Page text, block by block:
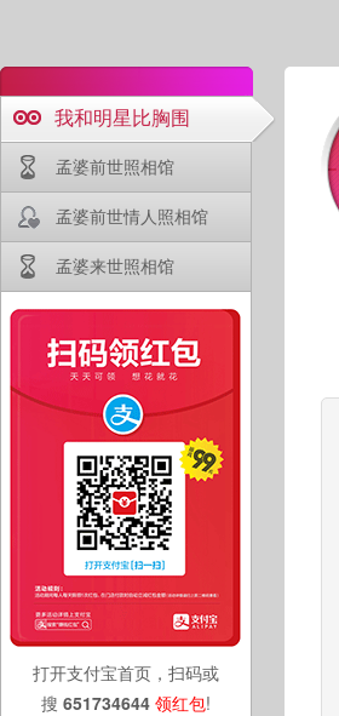
我和明星比胸围
孟婆前世照相馆
孟婆前世情人照相馆
孟婆来世照相馆
打开支付宝首页，扫码或
搜 651734644 领红包!